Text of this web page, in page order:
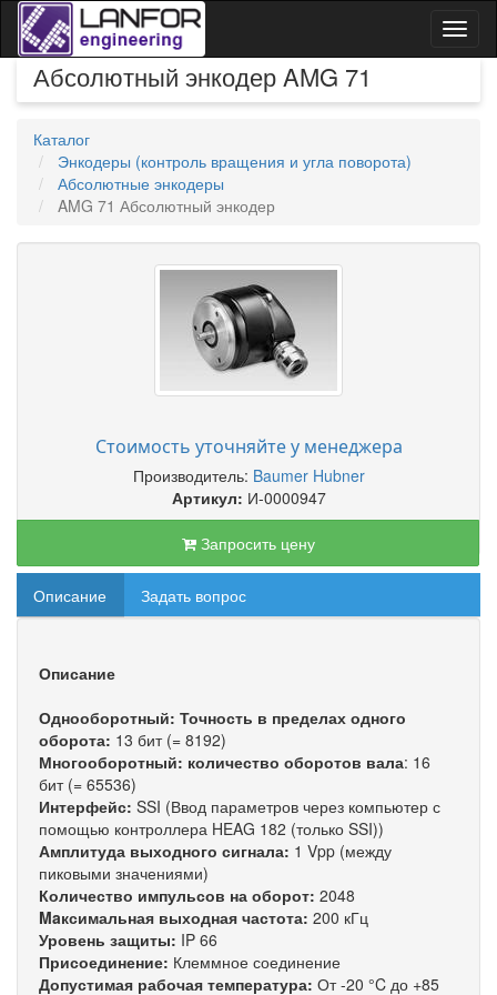
Абсолютный энкодер AMG 71
Каталог
Энкодеры (контроль вращения и угла поворота)
Абсолютные энкодеры
AMG 71 Абсолютный энкодер
Стоимость уточняйте у менеджера
Производитель: Baumer Hubner
Артикул: И-0000947
Запросить цену
Описание Задать вопрос
Описание
Однооборотный: Точность в пределах одного
оборота: 13 бит (= 8192)
Многооборотный: количество оборотов вала: 16
бит (= 65536)
Интерфейс: SSI (Ввод параметров через компьютер с
помощью контроллера HEAG 182 (только SSI))
Амплитуда выходного сигнала: 1 Vpp (между
пиковыми значениями)
Количество импульсов на оборот: 2048
Maксимальная выходная частота: 200 кГц
Уровень защиты: IP 66
Присоединение: Клеммное соединение
Допустимая рабочая температура: От -20 °C до +85